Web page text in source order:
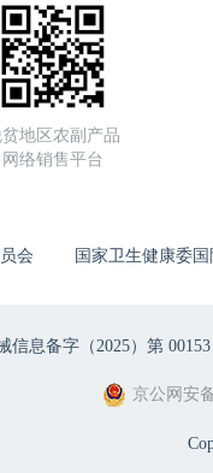
贫地区农副产品
网络销售平台
会 国家卫生健康委
信息备字（2025）第 00153
京公网安